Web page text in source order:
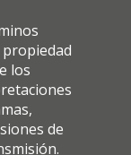
los
de